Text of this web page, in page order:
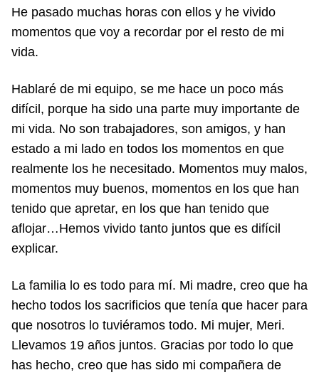
He pasado muchas horas con ellos y he vivido
momentos que voy a recordar por el resto de mi
vida.
Hablaré de mi equipo, se me hace un poco más
difícil, porque ha sido una parte muy importante de
mi vida. No son trabajadores, son amigos, y han
estado a mi lado en todos los momentos en que
realmente los he necesitado. Momentos muy malos,
momentos muy buenos, momentos en los que han
tenido que apretar, en los que han tenido que
aflojar…Hemos vivido tanto juntos que es difícil
explicar.
La familia lo es todo para mí. Mi madre, creo que ha
hecho todos los sacrificios que tenía que hacer para
que nosotros lo tuviéramos todo. Mi mujer, Meri.
Llevamos 19 años juntos. Gracias por todo lo que
has hecho, creo que has sido mi compañera de